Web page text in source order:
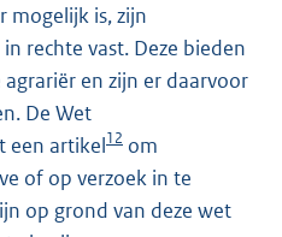
mogelijk is, zijn
rechte vast. Deze bieden
en zijn er daarvoor
De Wet
een artikel12 om
of op verzoek in te
op grond van deze wet